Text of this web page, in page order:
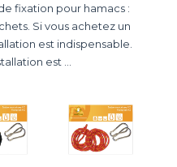
fixation pour hamacs :
Si vous achetez un
est indispensable.
est ...